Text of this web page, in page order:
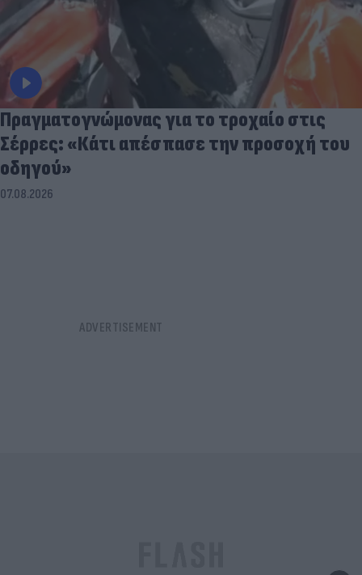
Πραγματογνώμονας για το τροχαίο στις
Σέρρες: «Κάτι απέσπασε την προσοχή του
οδηγού»
07.08.2026